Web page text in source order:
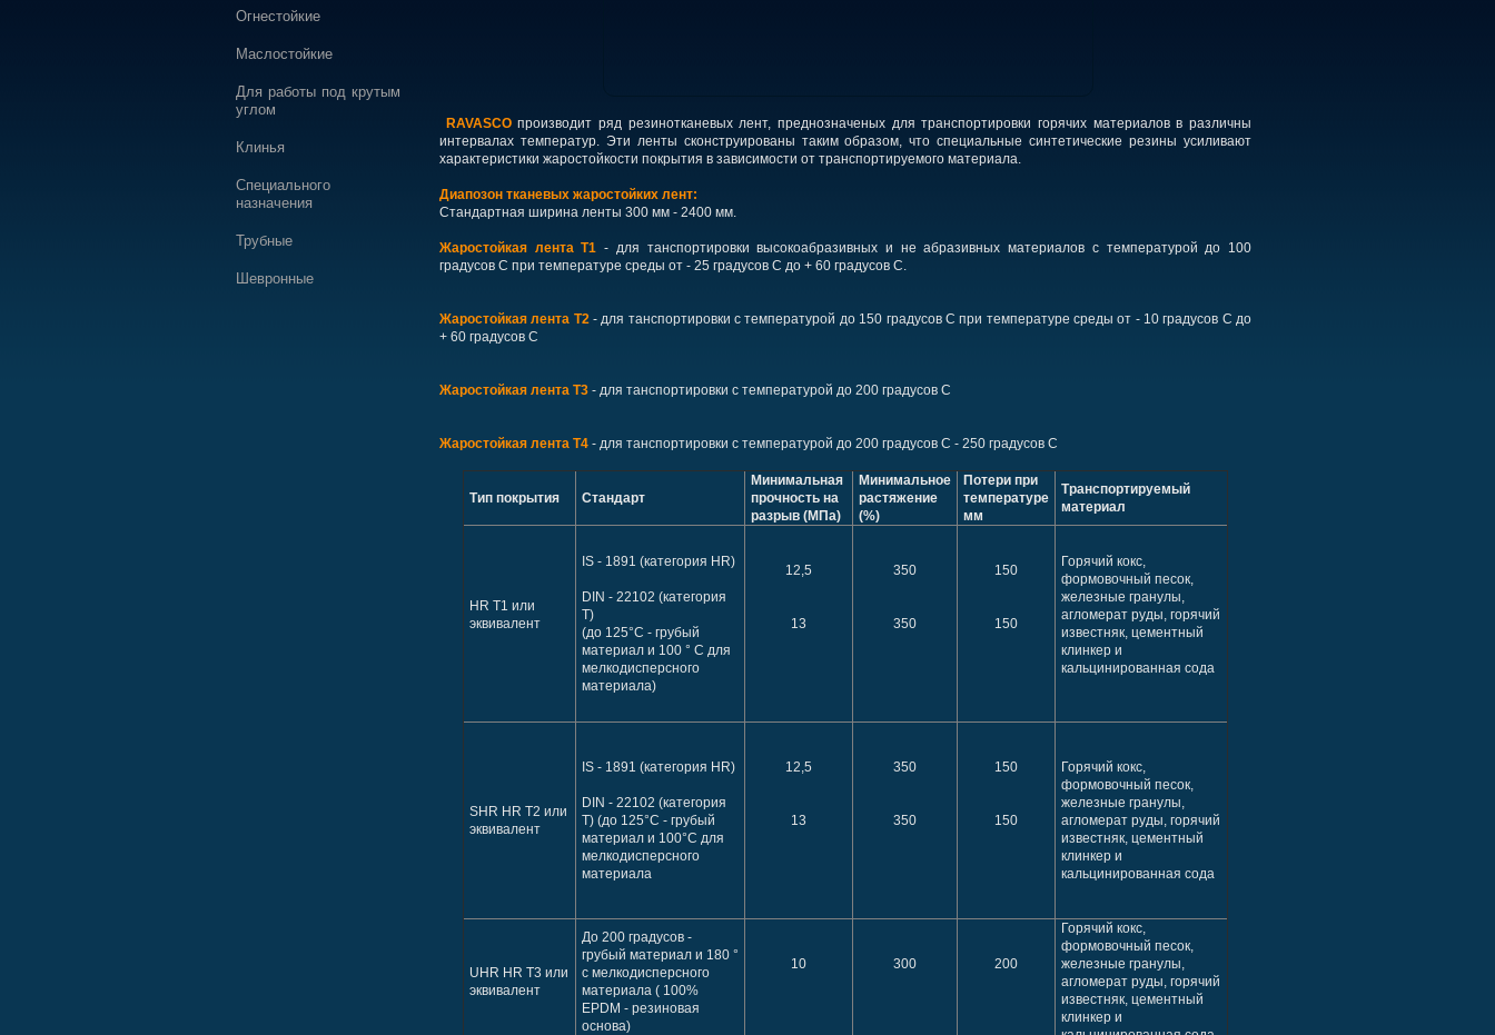
Огнестойкие
Маслостойкие
Для работы под крутым
углом
Клинья
Специального
назначения
Трубные
Шевронные
RAVASCOпроизводит ряд резинотканевых лент, преднозначеных для транспортировки горячих материалов в различны
интервалах температур. Эти ленты сконструированы таким образом, что специальные синтетические резины усиливают
характеристики жаростойкости покрытия в зависимости от транспортируемого материала.
Диапозон тканевых жаростойких лент:
Стандартная ширина ленты 300 мм - 2400 мм.
Жаростойкая лента Т1 - для танспортировки высокоабразивных и не абразивных материалов с температурой до 100
градусов С при температуре среды от - 25 градусов С до + 60 градусов С.
Жаростойкая лента Т2 - для танспортировки с температурой до 150 градусов С при температуре среды от - 10 градусов С до
+ 60 градусов С
Жаростойкая лента Т3 - для танспортировки с температурой до 200 градусов С
Жаростойкая лента Т4 - для танспортировки с температурой до 200 градусов С - 250 градусов С
Тип покрытия Стандарт
Минимальная
прочность на
разрыв (МПа)
Минимальное
растяжение
(%)
Потери при
температуре
мм
Транспортируемый
материал
HR Т1 или
эквивалент
IS - 1891 (категория HR)
DIN - 22102 (категория
Т)
(до 125°С - грубый
материал и 100 ° С для
мелкодисперсного
материала)
12,5
13
350
350
150
150
Горячий кокс,
формовочный песок,
железные гранулы,
агломерат руды, горячий
известняк, цементный
клинкер и
кальцинированная сода
SHR HR T2 или
эквивалент
IS - 1891 (категория HR)
DIN - 22102 (категория
Т) (до 125°С - грубый
материал и 100°С для
мелкодисперсного
материала
12,5
13
350
350
150
150
Горячий кокс,
формовочный песок,
железные гранулы,
агломерат руды, горячий
известняк, цементный
клинкер и
кальцинированная сода
UHR HR Т3 или
эквивалент
До 200 градусов -
грубый материал и 180 °
с мелкодисперсного
материала ( 100%
EPDM - резиновая
основа)
10 300 200
Горячий кокс,
формовочный песок,
железные гранулы,
агломерат руды, горячий
известняк, цементный
клинкер и